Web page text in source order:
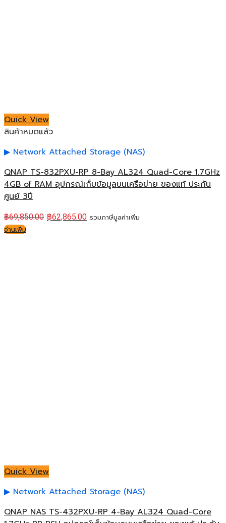
Quick View
สินค้าหมดแล้ว
Network Attached Storage (NAS)
QNAP TS-832PXU-RP 8-Bay AL324 Quad-Core 1.7GHz
4GB of RAM อุปกรณ์เก็บข้อมูลบนเครือข่าย ของแท้ ประกัน
ศูนย์ 3ปี
฿69,850.00 ฿62,865.00 รวมภาษีมูลค่าเพิ่ม
อ่านเพิ่ม
Quick View
Network Attached Storage (NAS)
QNAP NAS TS-432PXU-RP 4-Bay AL324 Quad-Core